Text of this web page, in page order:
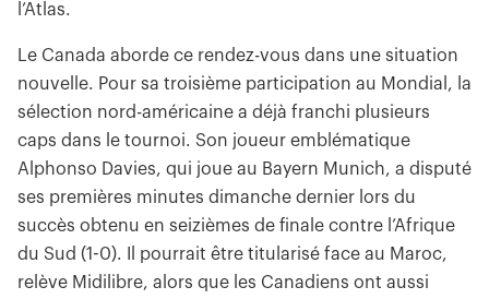
l’Atlas.
Le Canada aborde ce rendez-vous dans une situation
nouvelle. Pour sa troisième participation au Mondial, la
sélection nord-américaine a déjà franchi plusieurs
caps dans le tournoi. Son joueur emblématique
Alphonso Davies, qui joue au Bayern Munich, a disputé
ses premières minutes dimanche dernier lors du
succès obtenu en seizièmes de finale contre l’Afrique
du Sud (1-0). Il pourrait être titularisé face au Maroc,
relève Midilibre, alors que les Canadiens ont aussi